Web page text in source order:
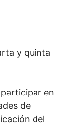
y quinta
en
de
del